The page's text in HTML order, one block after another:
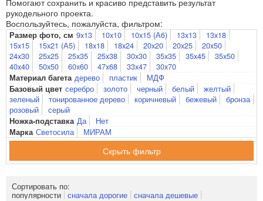
Помогают сохранить и красиво представить результат
рукодельного проекта.
Воспользуйтесь, пожалуйста, фильтром:
Размер фото, см 9x13 10x10 10x15 (А6) 13x13
13x18
15x15
15x21 (А5) 18x18 18x24 20x20 20x25
20x50
24x30
25x25 25x35 25x38 30x30 35x35 35x45
35x50
40x40
50x50 60x60 47x68 33x47 30x70
Материал багета дерево пластик МДФ
Базовый цвет серебро золото черный белый
желтый
зеленый
тонированное дерево коричневый бежевый
бронза
розовый
серый
Ножка-подставка Да Нет
Марка Светосила МИРАМ
фильтр
Сортировать по:
популярности сначала дорогие сначала дешевые